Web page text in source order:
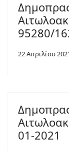
95280/
22 Απριλίου
01-2021